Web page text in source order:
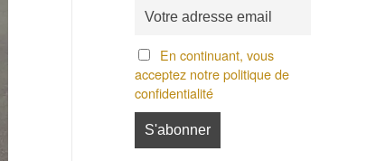
En continuant, vous
acceptez notre politique de
confidentialité